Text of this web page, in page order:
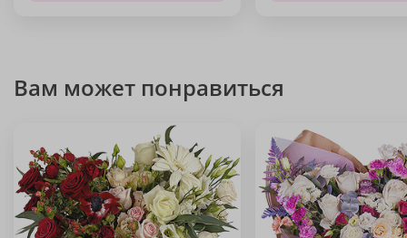
Вам может понравиться